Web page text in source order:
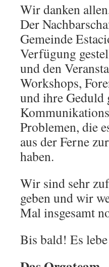
Wir danken
Der
Gemeinde
Verfügung
und den
Workshops,
und ihre Geduld
Problemen, die
aus der Ferne
haben.
Wir sind sehr
geben und wir
Mal insgesamt
Bis bald! Es